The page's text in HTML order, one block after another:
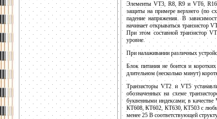
Элементы VT3, R8, R9 и VT6, R16,
защиты на примере верхнего (по
падение напряжения. В
начинает открываться
При этом составной транзистор
уровне.
При налаживании различных
Блок питания не боится и
длительном (несколько минут)
Транзисторы VT2 и VT5
обозначенных на схеме
буквенными индексами; в
КТ608, КТ602, КТ630, КТ503 с
менее 25 В соответствующей